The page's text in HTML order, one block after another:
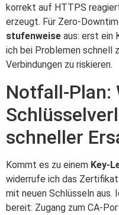
korrekt auf HTTPS
erzeugt. Für Zero-
stufenweise aus: erst ein
ich bei Problemen schnell
Verbindungen zu riskieren.
Notfall-Plan:
schneller
Kommt es zu einem Key-
widerrufe ich das
mit neuen Schlüsseln aus.
bereit: Zugang zum CA-